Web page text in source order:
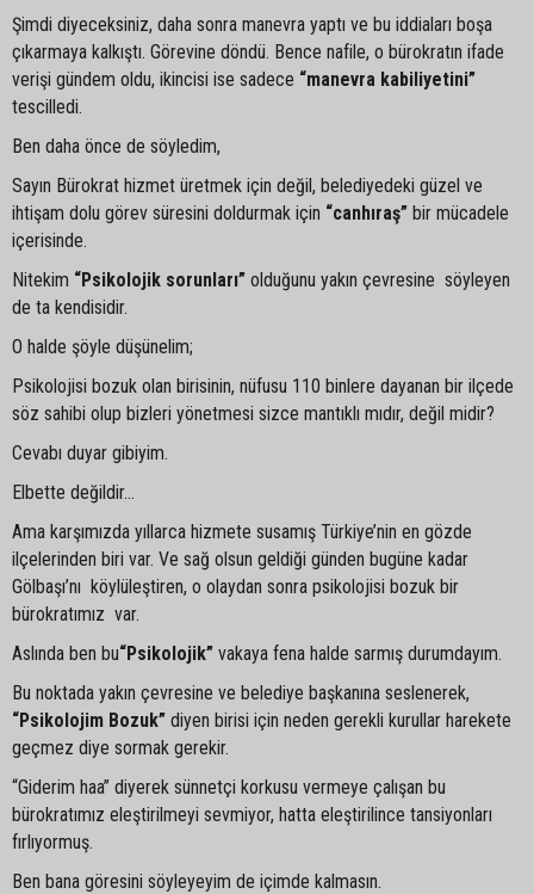
Şimdi diyeceksiniz, daha sonra manevra yaptı ve bu iddiaları boşa
çıkarmaya kalkıştı. Görevine döndü. Bence nafile, o bürokratın ifade
verişi gündem oldu, ikincisi ise sadece “manevra kabiliyetini”
tescilledi.
Ben daha önce de söyledim,
Sayın Bürokrat hizmet üretmek için değil, belediyedeki güzel ve
ihtişam dolu görev süresini doldurmak için “canhıraş” bir mücadele
içerisinde.
Nitekim “Psikolojik sorunları” olduğunu yakın çevresine söyleyen
de ta kendisidir.
O halde şöyle düşünelim;
Psikolojisi bozuk olan birisinin, nüfusu 110 binlere dayanan bir ilçede
söz sahibi olup bizleri yönetmesi sizce mantıklı mıdır, değil midir?
Cevabı duyar gibiyim.
Elbette değildir…
Ama karşımızda yıllarca hizmete susamış Türkiye’nin en gözde
ilçelerinden biri var. Ve sağ olsun geldiği günden bugüne kadar
Gölbaşı’nı köylüleştiren, o olaydan sonra psikolojisi bozuk bir
bürokratımız var.
Aslında ben bu“Psikolojik” vakaya fena halde sarmış durumdayım.
Bu noktada yakın çevresine ve belediye başkanına seslenerek,
“Psikolojim Bozuk” diyen birisi için neden gerekli kurullar harekete
geçmez diye sormak gerekir.
“Giderim haa” diyerek sünnetçi korkusu vermeye çalışan bu
bürokratımız eleştirilmeyi sevmiyor, hatta eleştirilince tansiyonları
fırlıyormuş.
Ben bana göresini söyleyeyim de içimde kalmasın.